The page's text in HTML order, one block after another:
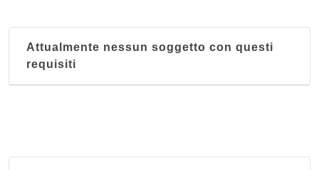
Attualmente nessun soggetto con questi
requisiti